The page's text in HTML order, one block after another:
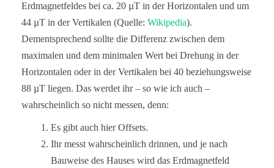
Erdmagnetfeldes bei ca. 20 µT in der Horizontalen und um
44 µT in der Vertikalen (Quelle: Wikipedia).
Dementsprechend sollte die Differenz zwischen dem
maximalen und dem minimalen Wert bei Drehung in der
Horizontalen oder in der Vertikalen bei 40 beziehungsweise
88 µT liegen. Das werdet ihr – so wie ich auch –
wahrscheinlich so nicht messen, denn:
Es gibt auch hier Offsets.
Ihr messt wahrscheinlich drinnen, und je nach
Bauweise des Hauses wird das Erdmagnetfeld